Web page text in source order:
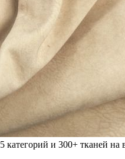
5 категорий и 300+ тканей на